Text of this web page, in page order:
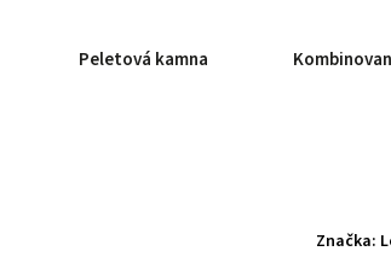
Peletová kamna
Značka: